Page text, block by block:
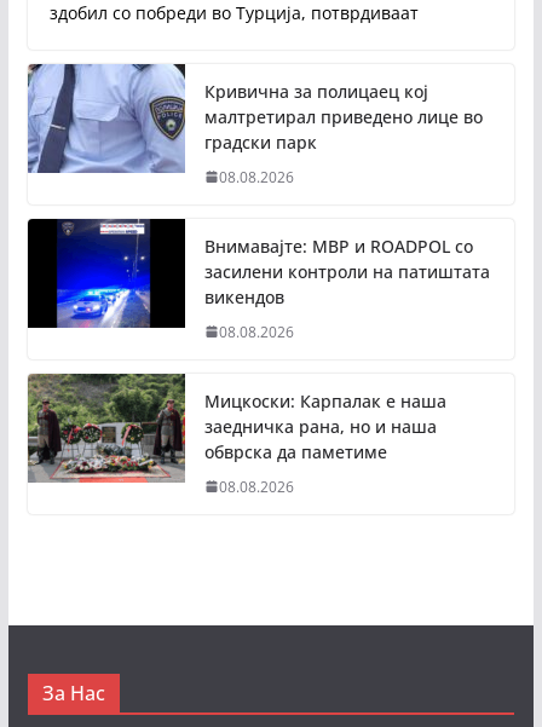
здобил со побреди во Турција, потврдиваат
Кривична за полицаец кој
малтретирал приведено лице во
градски парк
08.08.2026
Внимавајте: МВР и ROADPOL со
засилени контроли на патиштата
викендов
08.08.2026
Мицкоски: Карпалак е наша
заедничка рана, но и наша
обврска да паметиме
08.08.2026
За Нас